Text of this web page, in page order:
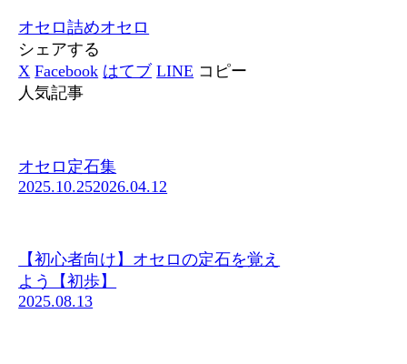
オセロ詰めオセロ
シェアする
X Facebook はてブ LINE コピー
人気記事
オセロ定石集
2025.10.252026.04.12
【初心者向け】オセロの定石を覚え
よう【初歩】
2025.08.13